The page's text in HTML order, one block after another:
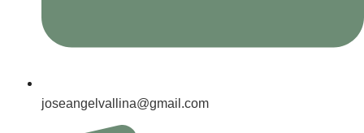
joseangelvallina@gmail.com